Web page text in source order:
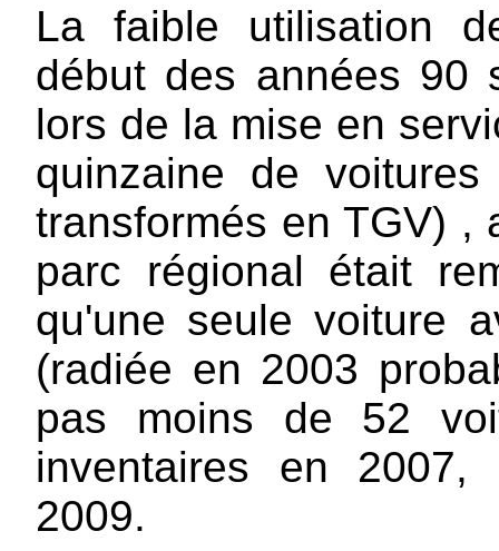
La faible utilisation
début des années 90
lors de la mise en
quinzaine de
transformés en TGV) ,
parc régional était
qu'une seule voiture
(radiée en 2003
pas moins de 52
inventaires en
2009.